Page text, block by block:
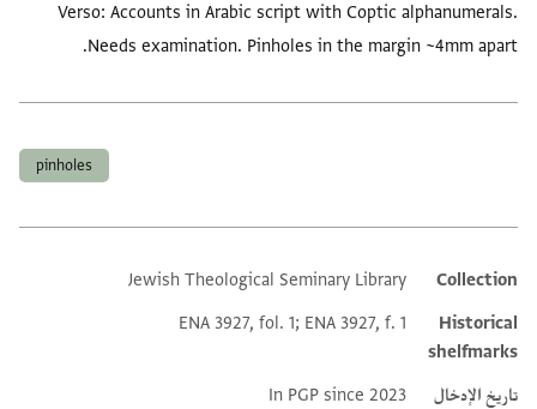
Verso: Accounts in Arabic script with Coptic alphanumerals.
Needs examination. Pinholes in the margin ~4mm apart.
pinholes
Additional metadata
Collection
Jewish Theological Seminary Library
Historical
shelfmarks
ENA 3927, fol. 1; ENA 3927, f. 1
تاريخ الإدخال In PGP since 2023